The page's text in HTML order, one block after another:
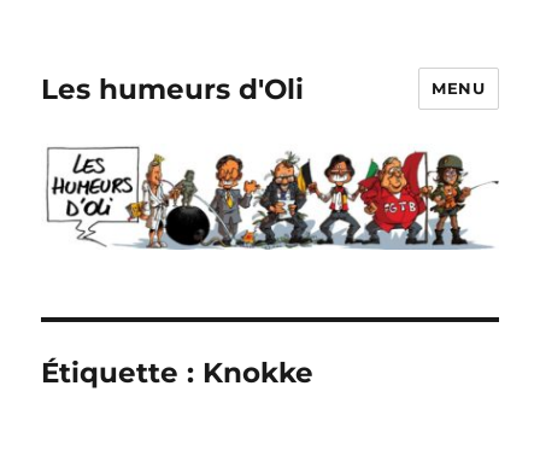
Les humeurs d'Oli MENU
Étiquette : Knokke